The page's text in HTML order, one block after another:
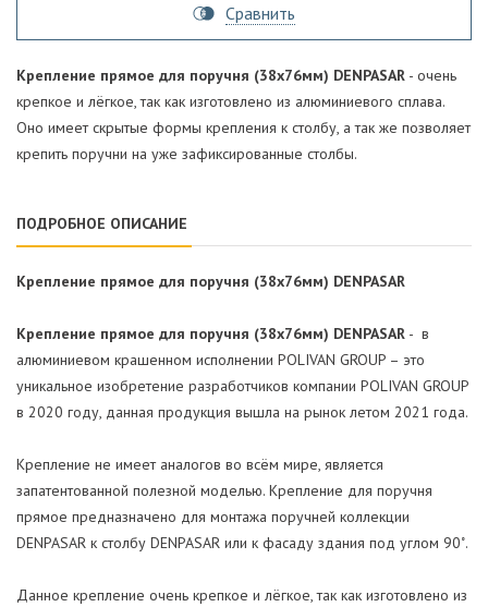
Сравнить
Крепление прямое для поручня (38х76мм) DENPASAR - очень
крепкое и лёгкое, так как изготовлено из алюминиевого сплава.
Оно имеет скрытые формы крепления к столбу, а так же позволяет
крепить поручни на уже зафиксированные столбы.
ПОДРОБНОЕ ОПИСАНИЕ
Крепление прямое для поручня (38х76мм) DENPASAR
Крепление прямое для поручня (38х76мм) DENPASAR - в
алюминиевом крашенном исполнении POLIVAN GROUP – это
уникальное изобретение разработчиков компании POLIVAN GROUP
в 2020 году, данная продукция вышла на рынок летом 2021 года.
Крепление не имеет аналогов во всём мире, является
запатентованной полезной моделью. Крепление для поручня
прямое предназначено для монтажа поручней коллекции
DENPASAR к столбу DENPASAR или к фасаду здания под углом 90˚.
Данное крепление очень крепкое и лёгкое, так как изготовлено из